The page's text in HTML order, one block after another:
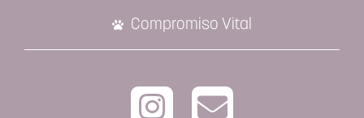
Compromiso Vital